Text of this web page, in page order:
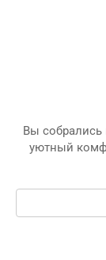
Вы собрались
уютный
Поиск: